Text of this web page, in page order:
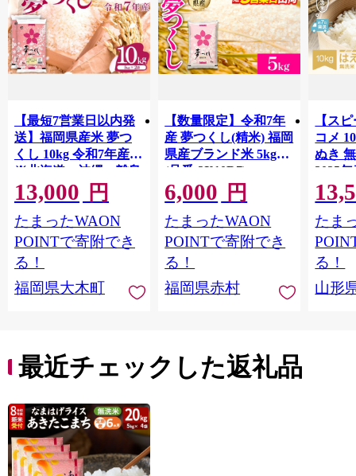
【最短7営業日以内発
送】福岡県産米 夢つ
くし 10kg 令和7年産
※北海道・沖縄・離島
は配送不可 |【精米 単
一米 単一原料米 7年産
国産 お米 ブランド米
5kg × 2 ゆめつくし】
CY009_01
13,000 円
たまったWAON
POINTで寄附でき
る！
福岡県大木町
【数量限定】令和7年
産 夢つくし(精米) 福岡
県産ブランド米 5kg
(品番:3X10R7)
6,000 円
たまったWAON
POINTで寄附でき
る！
福岡県赤村
【ス
コメ
ぬき
2025
たま
る！
山形
最近チェックした返礼品